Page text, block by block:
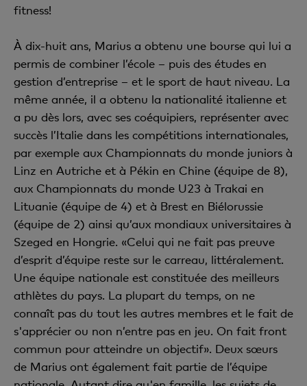
fitness!
À dix-huit ans, Marius a obtenu une bourse qui lui a
permis de combiner l’école – puis des études en
gestion d’entreprise – et le sport de haut niveau. La
même année, il a obtenu la nationalité italienne et
a pu dès lors, avec ses coéquipiers, représenter avec
succès l’Italie dans les compétitions internationales,
par exemple aux Championnats du monde juniors à
Linz en Autriche et à Pékin en Chine (équipe de 8),
aux Championnats du monde U23 à Trakai en
Lituanie (équipe de 4) et à Brest en Biélorussie
(équipe de 2) ainsi qu’aux mondiaux universitaires à
Szeged en Hongrie. «Celui qui ne fait pas preuve
d’esprit d’équipe reste sur le carreau, littéralement.
Une équipe nationale est constituée des meilleurs
athlètes du pays. La plupart du temps, on ne
connaît pas du tout les autres membres et le fait de
s'apprécier ou non n’entre pas en jeu. On fait front
commun pour atteindre un objectif». Deux sœurs
de Marius ont également fait partie de l’équipe